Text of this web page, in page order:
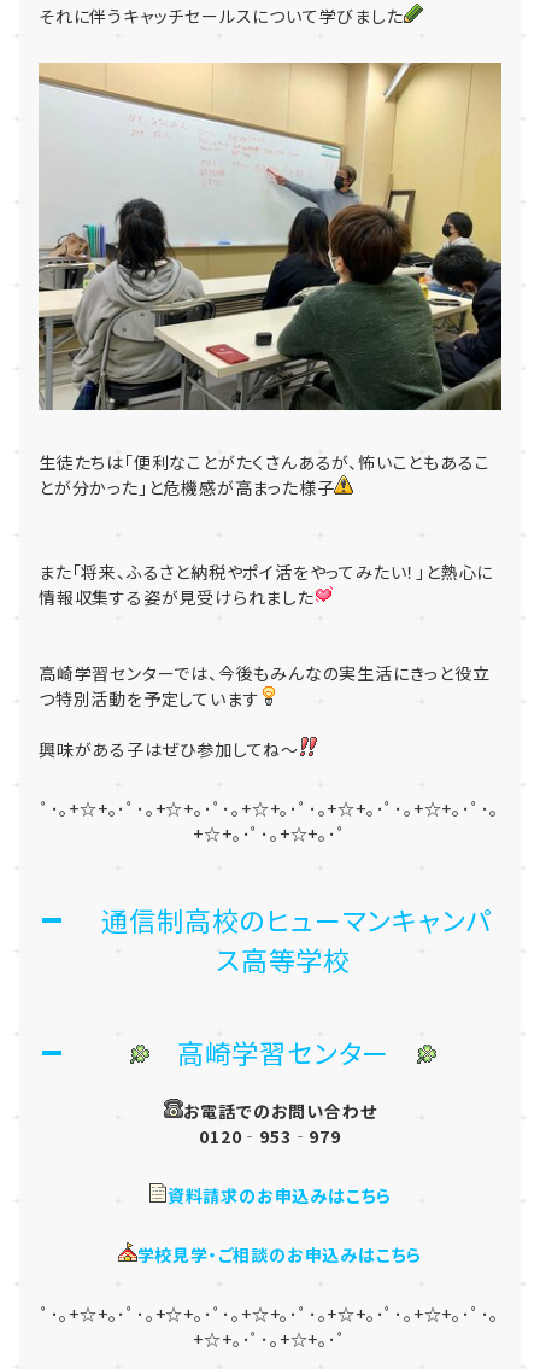
それに伴うキャッチセールスについて学びました
生徒たちは「便利なことがたくさんあるが、怖いこともあるこ
とが分かった」と危機感が高まった様子
また「将来、ふるさと納税やポイ活をやってみたい！」と熱心に
情報収集する姿が見受けられました
高崎学習センターでは、今後もみんなの実生活にきっと役立
つ特別活動を予定しています
興味がある子はぜひ参加してね～
ﾟ･｡+☆+｡･ﾟ･｡+☆+｡･ﾟ･｡+☆+｡･ﾟ･｡+☆+｡･ﾟ･｡+☆+｡･ﾟ･｡
+☆+｡･ﾟ･｡+☆+｡･ﾟ
通信制高校のヒューマンキャンパ
ス高等学校
高崎学習センター
お電話でのお問い合わせ
0120‐953‐979
資料請求のお申込みはこちら
学校見学・ご相談のお申込みはこちら
ﾟ･｡+☆+｡･ﾟ･｡+☆+｡･ﾟ･｡+☆+｡･ﾟ･｡+☆+｡･ﾟ･｡+☆+｡･ﾟ･｡
+☆+｡･ﾟ･｡+☆+｡･ﾟ